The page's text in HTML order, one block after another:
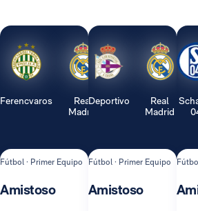
Ferencvaros
Real
Madrid
Fútbol · Primer Equipo
Amistoso
Deportivo
Real
Madrid
Fútbol · Primer Equipo
Amistoso